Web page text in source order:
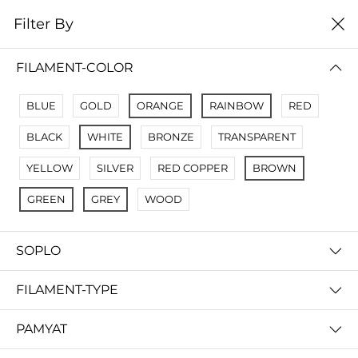
0
No Results
Not Found Filters1
Not Found Filters2
Filter By
FILAMENT-COLOR
BLUE GOLD ORANGE RAINBOW RED
BLACK WHITE BRONZE TRANSPARENT
YELLOW SILVER RED COPPER BROWN
GREEN GREY WOOD
SOPLO
FILAMENT-TYPE
PAMYAT